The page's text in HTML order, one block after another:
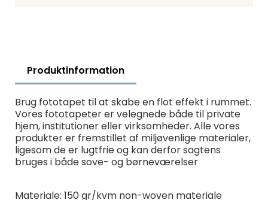
Produktinformation
Brug fototapet til at skabe en flot effekt i rummet.
Vores fototapeter er velegnede både til private
hjem, institutioner eller virksomheder. Alle vores
produkter er fremstillet af miljøvenlige materialer,
ligesom de er lugtfrie og kan derfor sagtens
bruges i både sove- og børneværelser
Materiale: 150 gr/kvm non-woven materiale